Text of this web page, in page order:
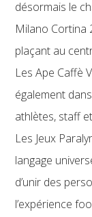
désormais le
Milano Cortina
plaçant au
Les Ape Caffè
également
athlètes, staff
Les Jeux
langage
d’unir des
l’expérience